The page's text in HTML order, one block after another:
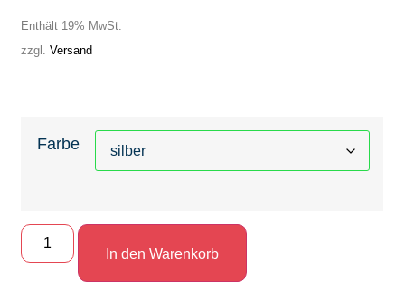
Enthält 19% MwSt.
zzgl.Versand
Farbe
In den Warenkorb